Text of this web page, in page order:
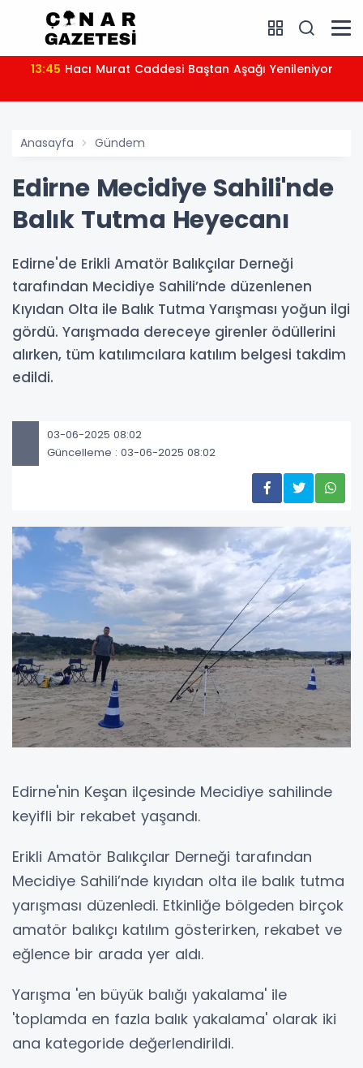
13:45 Hacı Murat Caddesi Baştan Aşağı Yenileniyor
Anasayfa Gündem
Edirne Mecidiye Sahili'nde
Balık Tutma Heyecanı
Edirne'de Erikli Amatör Balıkçılar Derneği
tarafından Mecidiye Sahili’nde düzenlenen
Kıyıdan Olta ile Balık Tutma Yarışması yoğun ilgi
gördü. Yarışmada dereceye girenler ödüllerini
alırken, tüm katılımcılara katılım belgesi takdim
edildi.
03-06-2025 08:02
Güncelleme : 03-06-2025 08:02
Edirne'nin Keşan ilçesinde Mecidiye sahilinde
keyifli bir rekabet yaşandı.
Erikli Amatör Balıkçılar Derneği tarafından
Mecidiye Sahili’nde kıyıdan olta ile balık tutma
yarışması düzenledi. Etkinliğe bölgeden birçok
amatör balıkçı katılım gösterirken, rekabet ve
eğlence bir arada yer aldı.
Yarışma 'en büyük balığı yakalama' ile
'toplamda en fazla balık yakalama' olarak iki
ana kategoride değerlendirildi.